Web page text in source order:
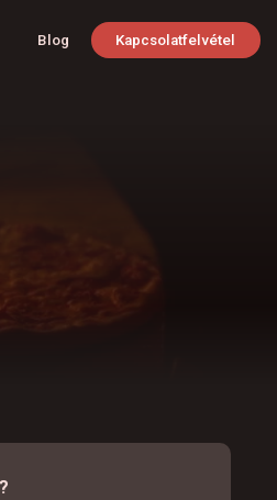
Blog Kapcsolatfelvétel